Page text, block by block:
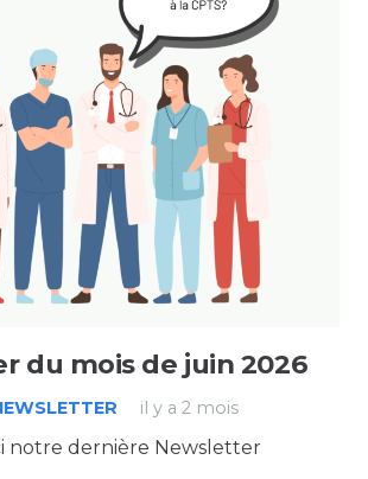
du mois de juin 2026
il y a 2 mois
notre dernière Newsletter